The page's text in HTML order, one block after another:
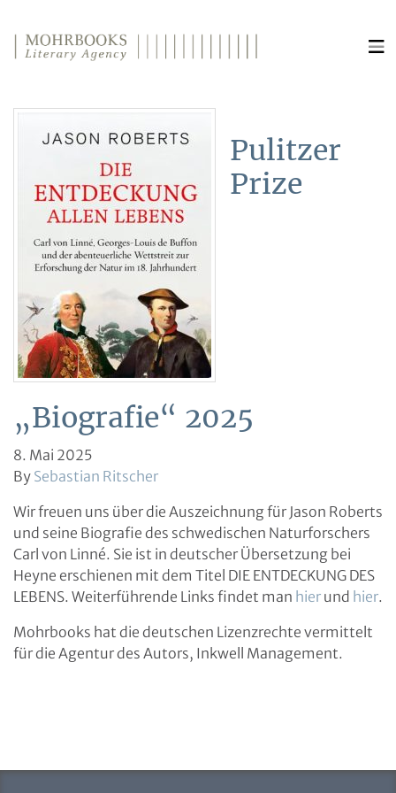
Pulitzer
Prize
„Biografie“ 2025
8. Mai 2025
By Sebastian Ritscher
Wir freuen uns über die Auszeichnung für Jason Roberts
und seine Biografie des schwedischen Naturforschers
Carl von Linné. Sie ist in deutscher Übersetzung bei
Heyne erschienen mit dem Titel DIE ENTDECKUNG DES
LEBENS. Weiterführende Links findet man hier und hier.
Mohrbooks hat die deutschen Lizenzrechte vermittelt
für die Agentur des Autors, Inkwell Management.